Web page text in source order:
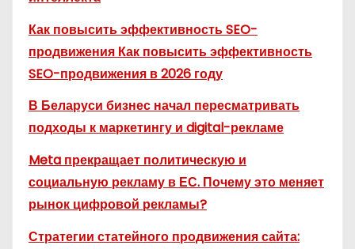
Как повысить эффективность SEO-
продвижения Как повысить эффективность
SEO-продвижения в 2026 году
В Беларуси бизнес начал пересматривать
подходы к маркетингу и digital-рекламе
Meta прекращает политическую и
социальную рекламу в ЕС. Почему это меняет
рынок цифровой рекламы?
Стратегии статейного продвижения сайта: